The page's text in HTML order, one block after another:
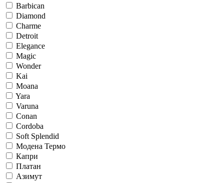
Barbican
Diamond
Charme
Detroit
Elegance
Magic
Wonder
Kai
Moana
Yara
Varuna
Conan
Cordoba
Soft Splendid
Модена Термо
Капри
Платан
Азимут